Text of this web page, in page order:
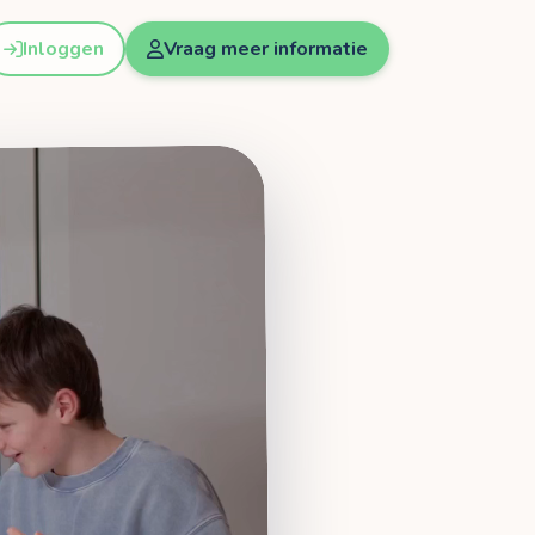
Inloggen Vraag meer informatie